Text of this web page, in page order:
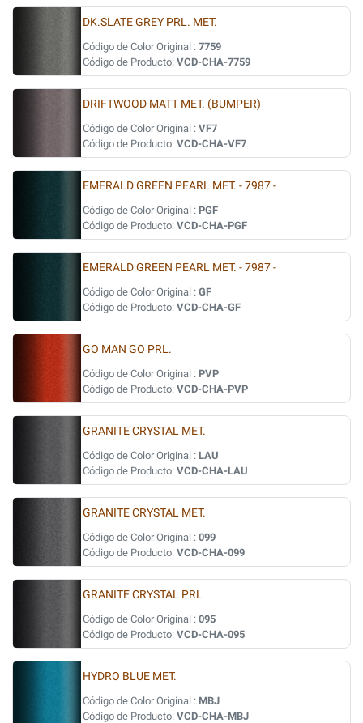
DK.SLATE GREY PRL. MET.
Código de Color Original : 7759
Código de Producto: VCD-CHA-7759
DRIFTWOOD MATT MET. (BUMPER)
Código de Color Original : VF7
Código de Producto: VCD-CHA-VF7
EMERALD GREEN PEARL MET. - 7987 -
Código de Color Original : PGF
Código de Producto: VCD-CHA-PGF
EMERALD GREEN PEARL MET. - 7987 -
Código de Color Original : GF
Código de Producto: VCD-CHA-GF
GO MAN GO PRL.
Código de Color Original : PVP
Código de Producto: VCD-CHA-PVP
GRANITE CRYSTAL MET.
Código de Color Original : LAU
Código de Producto: VCD-CHA-LAU
GRANITE CRYSTAL MET.
Código de Color Original : 099
Código de Producto: VCD-CHA-099
GRANITE CRYSTAL PRL
Código de Color Original : 095
Código de Producto: VCD-CHA-095
HYDRO BLUE MET.
Código de Color Original : MBJ
Código de Producto: VCD-CHA-MBJ